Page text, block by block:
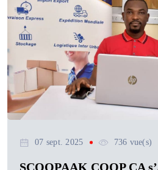
07 sept. 2025 736 vue(s)
SCOOPAAK COOP CA